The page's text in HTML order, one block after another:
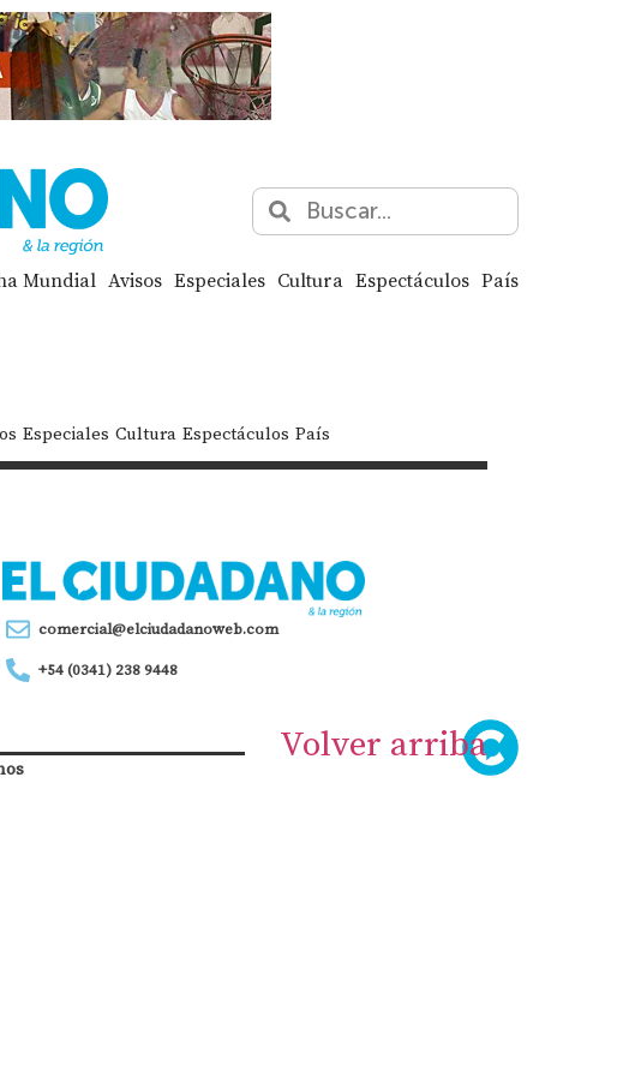
Mundial Avisos Especiales Cultura Espectáculos País
Especiales Cultura Espectáculos País
comercial@elciudadanoweb.com
+54 (0341) 238 9448
Volver arriba